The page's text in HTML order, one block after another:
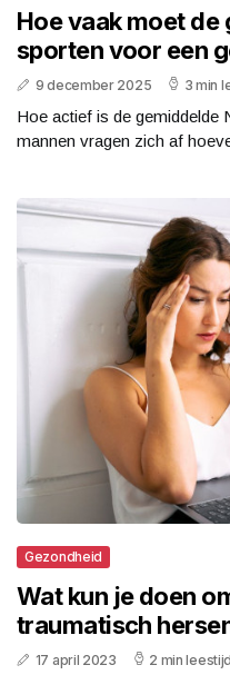
Hoe vaak moet
sporten voor een
9 december 2025 3 min
Hoe actief is de gemiddelde
mannen vragen zich af
Gezondheid
Wat kun je doen
traumatisch
17 april 2023 2 min leestijd